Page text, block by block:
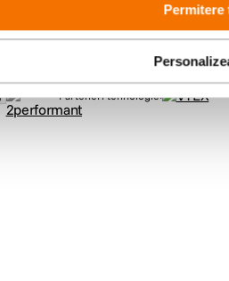
Permitere
Parteneri tehnologie: